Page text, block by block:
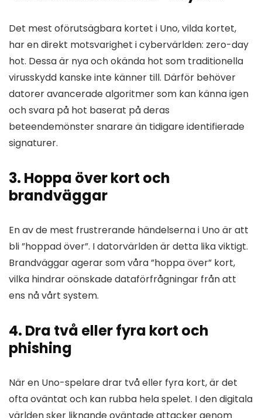
Det mest oförutsägbara kortet i Uno, vilda kortet,
har en direkt motsvarighet i cybervärlden: zero-day
hot. Dessa är nya och okända hot som traditionella
virusskydd kanske inte känner till. Därför behöver
datorer avancerade algoritmer som kan känna igen
och svara på hot baserat på deras
beteendemönster snarare än tidigare identifierade
signaturer.
3. Hoppa över kort och
brandväggar
En av de mest frustrerande händelserna i Uno är att
bli ”hoppad över”. I datorvärlden är detta lika viktigt.
Brandväggar agerar som våra ”hoppa över” kort,
vilka hindrar oönskade dataförfrågningar från att
ens nå vårt system.
4. Dra två eller fyra kort och
phishing
När en Uno-spelare drar två eller fyra kort, är det
ofta oväntat och kan rubba hela spelet. I den digitala
världen sker liknande oväntade attacker genom